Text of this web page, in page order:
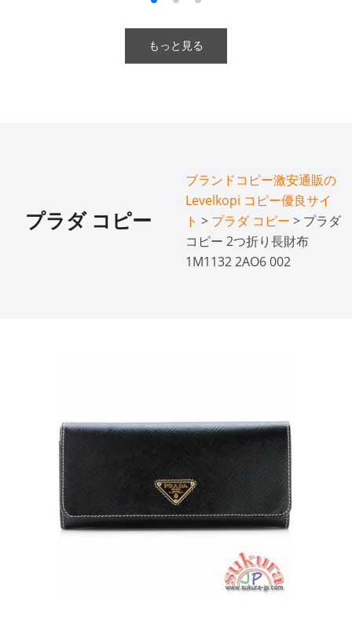
もっと見る
プラダ コピー
ブランドコピー激安通販の
Levelkopi コピー優良サイ
ト > プラダ コピー > プラダ
コピー 2つ折り長財布
1M1132 2AO6 002